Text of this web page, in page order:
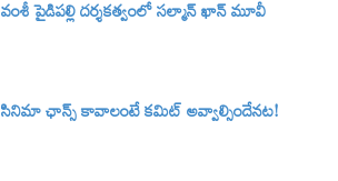
వంశీ పైడిపల్లి దర్శకత్వంలో సల్మాన్ ఖాన్ మూవీ
సినిమా ఛాన్స్ కావాలంటే కమిట్ అవ్వాల్సిందేనట!